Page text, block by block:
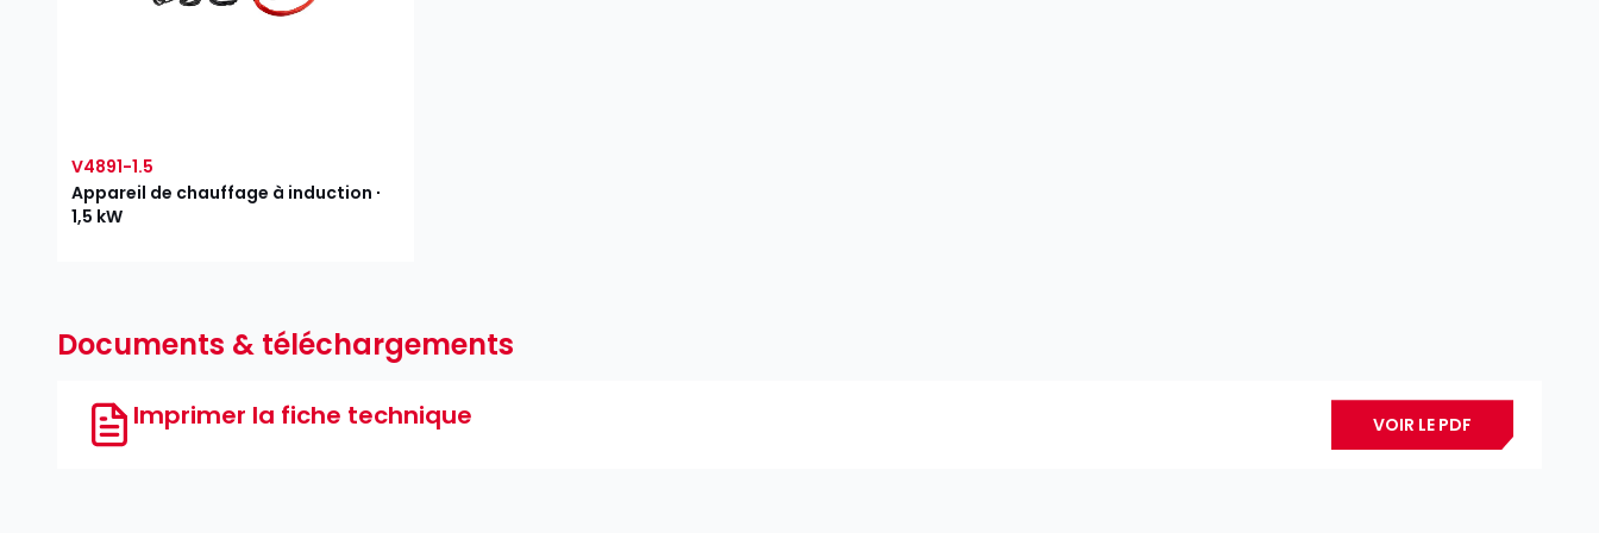
V4891-1.5
Appareil de chauffage à induction ∙
1,5 kW
Documents & téléchargements
Imprimer la fiche technique VOIR LE PDF